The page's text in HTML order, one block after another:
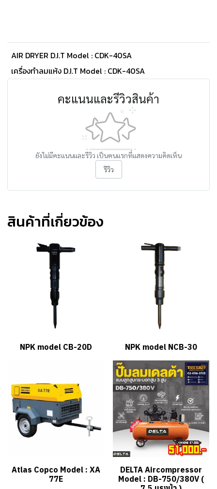
AIR DRYER D.I.T Model : CDK-40SA
เครื่องทำลมแห้ง D.I.T Model : CDK-40SA
คะแนนและรีวิวสินค้า
ยังไม่มีคะแนนและรีวิว เป็นคนแรกที่แสดงความคิดเห็น
รีวิว
สินค้าที่เกี่ยวข้อง
NPK model CB-20D NPK model NCB-30
Atlas Copco Model : XA
77E
DELTA Aircompressor
Model : DB-750/380V (